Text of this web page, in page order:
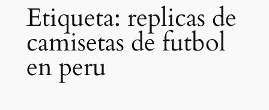
Etiqueta: replicas de
camisetas de futbol
en peru